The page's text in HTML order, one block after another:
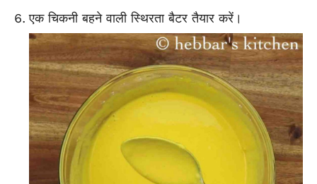
एक चिकनी बहने वाली स्थिरता बैटर तैयार करें।